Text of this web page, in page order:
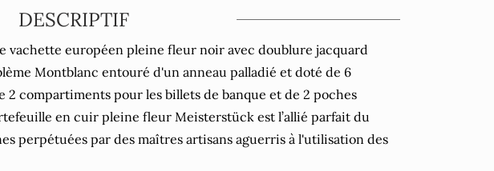
DESCRIPTIF
européen pleine fleur noir avec doublure jacquard
Montblanc entouré d'un anneau palladié et doté de 6
compartiments pour les billets de banque et de 2 poches
en cuir pleine fleur Meisterstück est l’allié parfait du
perpétuées par des maîtres artisans aguerris à l'utilisation des